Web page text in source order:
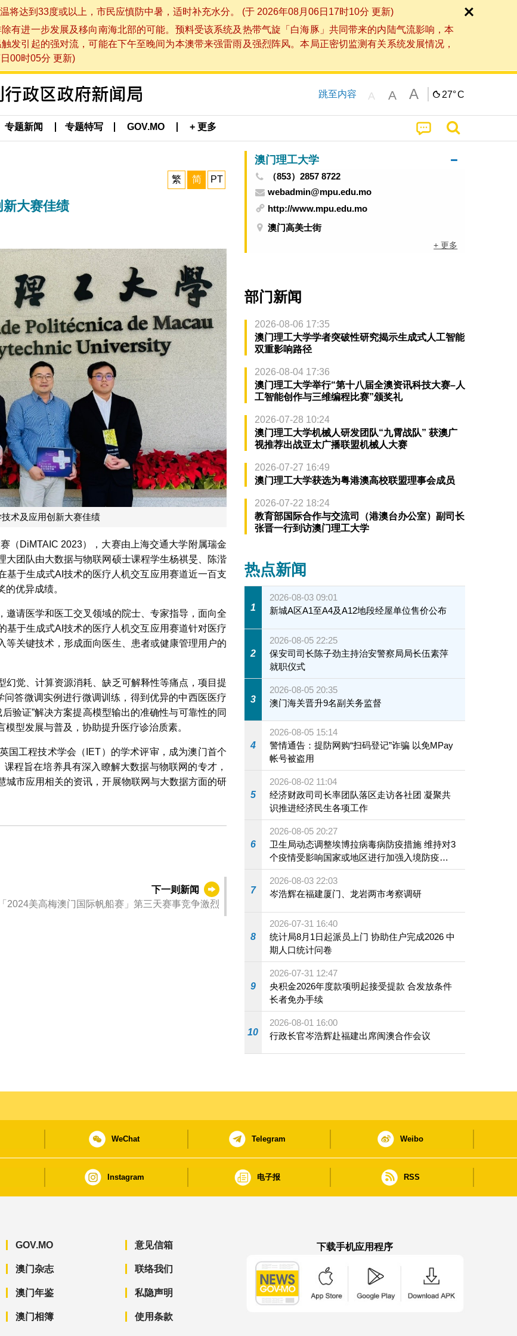
将达到33度或以上，市民应慎防中暑，适时补充水分。 (于 2026年08月06日17时10分 更新)
有进一步发展及移向南海北部的可能。预料受该系统及热带气旋「白海豚」共同带来的内陆气流影响，本
发引起的强对流，可能在下午至晚间为本澳带来强雷雨及强烈阵风。本局正密切监测有关系统发展情况，
00时05分 更新)
跳至内容 A A A 27°C
专题新闻 专题特写 GOV.MO + 更多
繁 简 PT
大赛佳绩
术及应用创新大赛佳绩
（DiMTAIC 2023），大赛由上海交通大学附属瑞金
大团队由大数据与物联网硕士课程学生杨祺旻、陈湝
于生成式AI技术的医疗人机交互应用赛道近一百支
优异成绩。
请医学和医工交叉领域的院士、专家指导，面向全
于生成式AI技术的医疗人机交互应用赛道针对医疗
关键技术，形成面向医生、患者或健康管理用户的
觉、计算资源消耗、缺乏可解释性等痛点，项目提
问答微调实例进行微调训练，得到优异的中西医医疗
验证”解决方案提高模型输出的准确性与可靠性的同
型发展与普及，协助提升医疗诊治质素。
国工程技术学会（IET）的学术评审，成为澳门首个
程旨在培养具有深入瞭解大数据与物联网的专才，
市应用相关的资讯，开展物联网与大数据方面的研
下一则新闻
「2024美高梅澳门国际帆船赛」第三天赛事竞争激烈
澳门理工大学
（853）2857 8722
webadmin@mpu.edu.mo
http://www.mpu.edu.mo
澳门高美士街
+ 更多
部门新闻
2026-08-06 17:35
澳门理工大学学者突破性研究揭示生成式人工智能
双重影响路径
2026-08-04 17:36
澳门理工大学举行“第十八届全澳资讯科技大赛–人
工智能创作与三维编程比赛”颁奖礼
2026-07-28 10:24
澳门理工大学机械人研发团队“九霄战队” 获澳广
视推荐出战亚太广播联盟机械人大赛
2026-07-27 16:49
澳门理工大学获选为粤港澳高校联盟理事会成员
2026-07-22 18:24
教育部国际合作与交流司（港澳台办公室）副司长
张晋一行到访澳门理工大学
热点新闻
1
2026-08-03 09:01
新城A区A1至A4及A12地段经屋单位售价公布
2
2026-08-05 22:25
保安司司长陈子劲主持治安警察局局长伍素萍
就职仪式
3
2026-08-05 20:35
澳门海关晋升9名副关务监督
4
2026-08-05 15:14
警情通告：提防网购“扫码登记”诈骗 以免MPay
帐号被盗用
5
2026-08-02 11:04
经济财政司司长率团队落区走访各社团 凝聚共
识推进经济民生各项工作
6
2026-08-05 20:27
卫生局动态调整埃博拉病毒病防疫措施 维持对3
个疫情受影响国家或地区进行加强入境防疫措
施
7
2026-08-03 22:03
岑浩辉在福建厦门、龙岩两市考察调研
8
2026-07-31 16:40
统计局8月1日起派员上门 协助住户完成2026 中
期人口统计问卷
9
2026-07-31 12:47
央积金2026年度款项明起接受提款 合发放条件
长者免办手续
10
2026-08-01 16:00
行政长官岑浩辉赴福建出席闽澳合作会议
WeChat Telegram Weibo
Instagram 电子报 RSS
GOV.MO
澳门杂志
澳门年鉴
澳门相簿
意见信箱
联络我们
私隐声明
使用条款
下载手机应用程序